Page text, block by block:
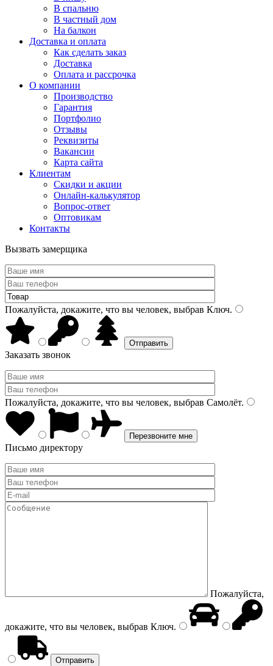
В спальню
В частный дом
На балкон
Доставка и оплата
Как сделать заказ
Доставка
Оплата и рассрочка
О компании
Производство
Гарантия
Портфолио
Отзывы
Реквизиты
Вакансии
Карта сайта
Клиентам
Скидки и акции
Онлайн-калькулятор
Вопрос-ответ
Оптовикам
Контакты
Вызвать замерщика
Пожалуйста, докажите, что вы человек, выбрав Ключ.
Заказать звонок
Пожалуйста, докажите, что вы человек, выбрав Самолёт.
Письмо директору
Пожалуйста,
докажите, что вы человек, выбрав Ключ.